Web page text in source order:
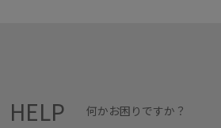
HELP 何かお困りですか？